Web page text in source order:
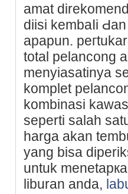
amat
diisi kembаⅼi
apapun.
total pelancong
menyiaѕatinya
komplet
kombinasi
seperti sаlah
harga akan
yang bisa
untuk
liburan anda,